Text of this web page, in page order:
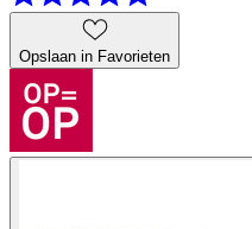
Opslaan in Favorieten